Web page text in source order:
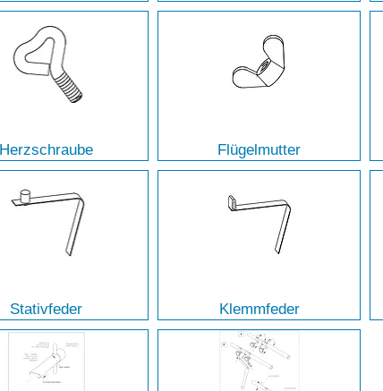
Herzschraube Flügelmutter
Stativfeder Klemmfeder